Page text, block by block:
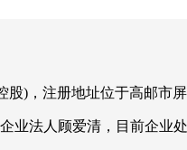
)，注册地址位于高邮市屏
业法人顾爱清，目前企业